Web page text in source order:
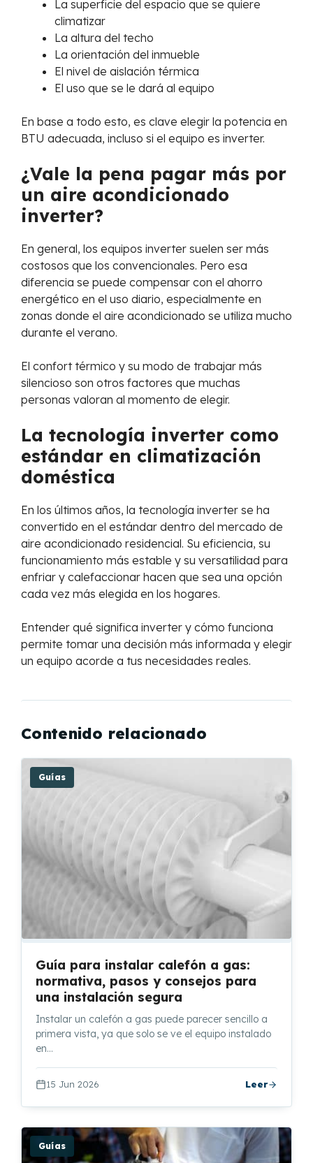
La superficie del espacio que se quiere
climatizar
La altura del techo
La orientación del inmueble
El nivel de aislación térmica
El uso que se le dará al equipo
En base a todo esto, es clave elegir la potencia en
BTU adecuada, incluso si el equipo es inverter.
¿Vale la pena pagar más por
un aire acondicionado
inverter?
En general, los equipos inverter suelen ser más
costosos que los convencionales. Pero esa
diferencia se puede compensar con el ahorro
energético en el uso diario, especialmente en
zonas donde el aire acondicionado se utiliza mucho
durante el verano.
El confort térmico y su modo de trabajar más
silencioso son otros factores que muchas
personas valoran al momento de elegir.
La tecnología inverter como
estándar en climatización
doméstica
En los últimos años, la tecnología inverter se ha
convertido en el estándar dentro del mercado de
aire acondicionado residencial. Su eficiencia, su
funcionamiento más estable y su versatilidad para
enfriar y calefaccionar hacen que sea una opción
cada vez más elegida en los hogares.
Entender qué significa inverter y cómo funciona
permite tomar una decisión más informada y elegir
un equipo acorde a tus necesidades reales.
Contenido relacionado
Guías
Guía para instalar calefón a gas:
normativa, pasos y consejos para
una instalación segura
Instalar un calefón a gas puede parecer sencillo a
primera vista, ya que solo se ve el equipo instalado
en…
15 Jun 2026 Leer
Guías